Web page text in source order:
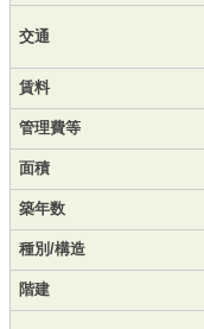
交通
賃料
管理費等
面積
築年数
種別/構造
階建